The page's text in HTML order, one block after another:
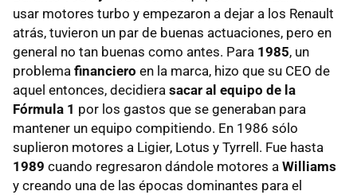
usar motores turbo y empezaron a dejar a los Renault
atrás, tuvieron un par de buenas actuaciones, pero en
general no tan buenas como antes. Para 1985, un
problema financiero en la marca, hizo que su CEO de
aquel entonces, decidiera sacar al equipo de la
Fórmula 1 por los gastos que se generaban para
mantener un equipo compitiendo. En 1986 sólo
suplieron motores a Ligier, Lotus y Tyrrell. Fue hasta
1989 cuando regresaron dándole motores a Williams
y creando una de las épocas dominantes para el